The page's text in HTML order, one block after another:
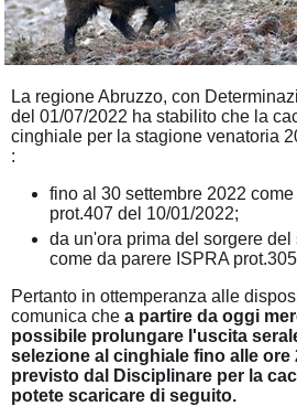
La regione Abruzzo, con
del 01/07/2022 ha stabilito che la
cinghiale per la stagione venatoria
:
fino al 30 settembre 2022
prot.407 del 10/01/2022;
da un'ora prima del sorgere del
come da parere ISPRA
Pertanto in ottemperanza alle
comunica che a partire da oggi
possibile prolungare l'uscita
selezione al cinghiale fino alle
previsto dal Disciplinare per la
potete scaricare di seguito.